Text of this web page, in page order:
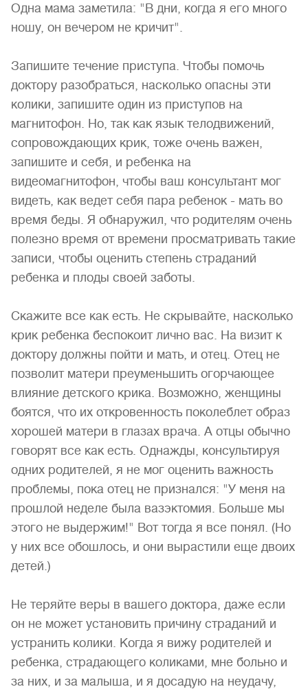
Одна мама заметила: "В дни, когда я его много
ношу, он вечером не кричит".
Запишите течение приступа. Чтобы помочь
доктору разобраться, насколько опасны эти
колики, запишите один из приступов на
магнитофон. Но, так как язык телодвижений,
сопровождающих крик, тоже очень важен,
запишите и себя, и ребенка на
видеомагнитофон, чтобы ваш консультант мог
видеть, как ведет себя пара ребенок - мать во
время беды. Я обнаружил, что родителям очень
полезно время от времени просматривать такие
записи, чтобы оценить степень страданий
ребенка и плоды своей заботы.
Скажите все как есть. Не скрывайте, насколько
крик ребенка беспокоит лично вас. На визит к
доктору должны пойти и мать, и отец. Отец не
позволит матери преуменьшить огорчающее
влияние детского крика. Возможно, женщины
боятся, что их откровенность поколеблет образ
хорошей матери в глазах врача. А отцы обычно
говорят все как есть. Однажды, консультируя
одних родителей, я не мог оценить важность
проблемы, пока отец не признался: "У меня на
прошлой неделе была вазэктомия. Больше мы
этого не выдержим!" Вот тогда я все понял. (Но
у них все обошлось, и они вырастили еще двоих
детей.)
Не теряйте веры в вашего доктора, даже если
он не может установить причину страданий и
устранить колики. Когда я вижу родителей и
ребенка, страдающего коликами, мне больно и
за них, и за малыша, и я досадую на неудачу,